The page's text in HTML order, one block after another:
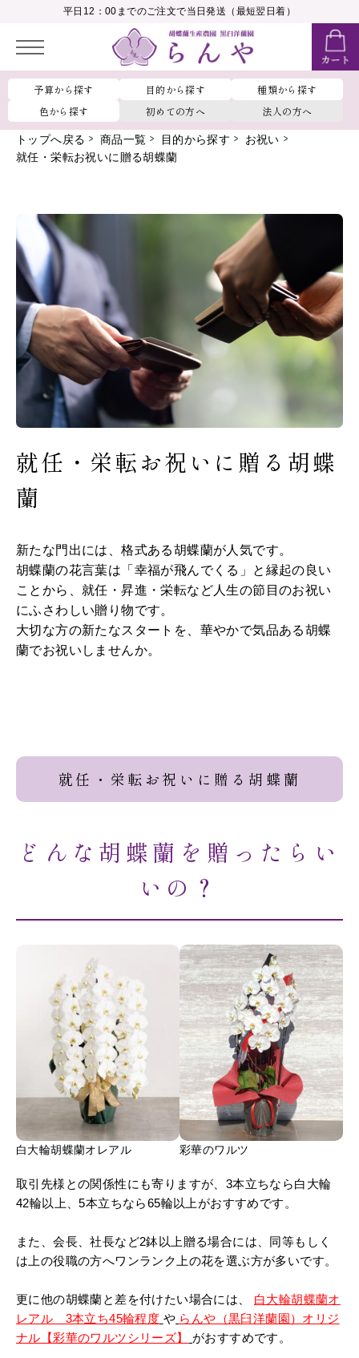
平日12：00までのご注文で当日発送（最短翌日着）
予算から探す 目的から探す
種類から探す
色から探す
初めての方へ 法人の方へ
会員ランク：__MEMBER_RANK_NAME__
トップへ戻る 商品一覧 目的から探す
お祝い
就任・栄転お祝いに贈る胡蝶蘭
就任・栄転お祝いに贈る胡蝶
蘭
新たな門出には、格式ある胡蝶蘭が人気です。
胡蝶蘭の花言葉は「幸福が飛んでくる」と縁起の良い
ことから、就任・昇進・栄転など人生の節目のお祝い
にふさわしい贈り物です。
大切な方の新たなスタートを、華やかで気品ある胡蝶
蘭でお祝いしませんか。
就任・栄転お祝いに贈る胡蝶蘭
どんな胡蝶蘭を贈ったらい
いの？
取引先様との関係性にも寄りますが、3本立ちなら白大輪
42輪以上、5本立ちなら65輪以上がおすすめです。
また、会長、社長など2鉢以上贈る場合には、同等もしく
は上の役職の方へワンランク上の花を選ぶ方が多いです。
更に他の胡蝶蘭と差を付けたい場合には、 白大輪胡蝶蘭オ
レアル 3本立ち45輪程度 や らんや（黒臼洋蘭園）オリジ
ナル【彩華のワルツシリーズ】
がおすすめです。
白大輪胡蝶蘭オレアル 彩華のワルツ